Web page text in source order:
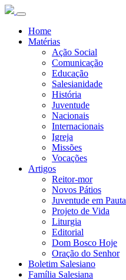
Home
Matérias
Ação Social
Comunicação
Educação
Salesianidade
História
Juventude
Nacionais
Internacionais
Igreja
Missões
Vocações
Artigos
Reitor-mor
Novos Pátios
Juventude em Pauta
Projeto de Vida
Liturgia
Editorial
Dom Bosco Hoje
Oração do Senhor
Boletim Salesiano
Família Salesiana